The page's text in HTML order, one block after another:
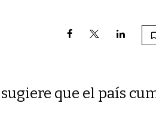
que el país